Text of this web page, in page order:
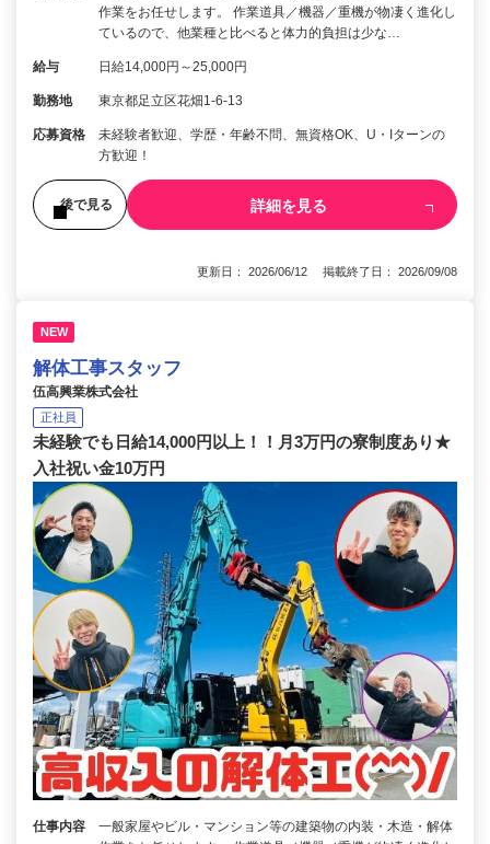
作業をお任せします。 作業道具／機器／重機が物凄く進化し
ているので、他業種と比べると体力的負担は少な…
給与 日給14,000円～25,000円
勤務地 東京都足立区花畑1-6-13
応募資格
未経験者歓迎、学歴・年齢不問、無資格OK、U・Iターンの
方歓迎！
後で見る 詳細を見る
更新日： 2026/06/12 掲載終了日： 2026/09/08
NEW
解体工事スタッフ
伍高興業株式会社
正社員
未経験でも日給14,000円以上！！月3万円の寮制度あり★
入社祝い金10万円
仕事内容
一般家屋やビル・マンション等の建築物の内装・木造・解体